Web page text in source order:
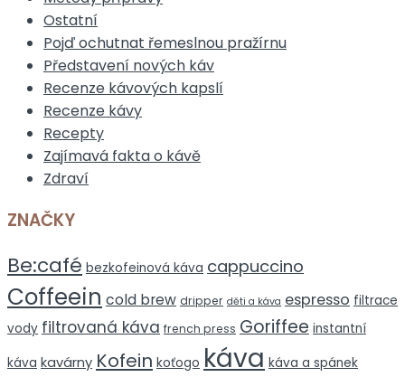
Ostatní
Pojď ochutnat řemeslnou pražírnu
Představení nových káv
Recenze kávových kapslí
Recenze kávy
Recepty
Zajímavá fakta o kávě
Zdraví
ZNAČKY
Be:café bezkofeinová káva cappuccino
Coffeein cold brew dripper děti a káva espresso filtrace
vody filtrovaná káva french press Goriffee instantní
káva kavárny Kofein koťogo káva káva a spánek